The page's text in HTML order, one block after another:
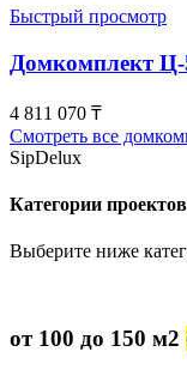
Быстрый просмотр
Домкомплект Ц-
4 811 070 ₸
Смотреть все
SipDelux
Категории проектов
Выберите ниже
от 100 до 150 м2